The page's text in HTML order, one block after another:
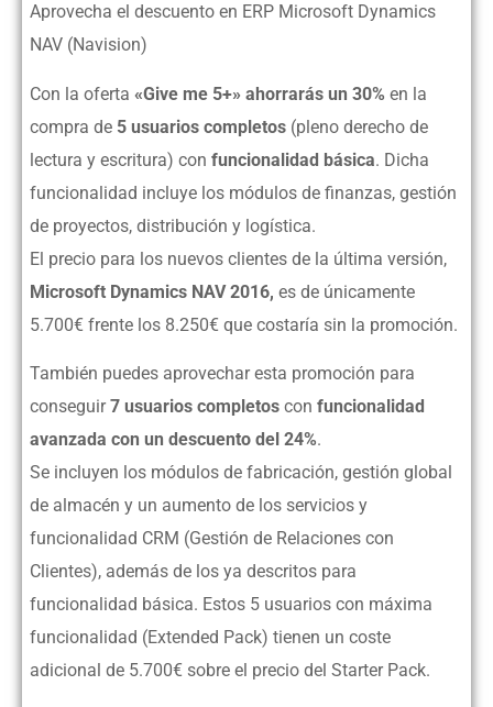
Aprovecha el descuento en ERP Microsoft Dynamics
NAV (Navision)
Con la oferta «Give me 5+» ahorrarás un 30% en la
compra de 5 usuarios completos (pleno derecho de
lectura y escritura) con funcionalidad básica. Dicha
funcionalidad incluye los módulos de finanzas, gestión
de proyectos, distribución y logística.
El precio para los nuevos clientes de la última versión,
Microsoft Dynamics NAV 2016, es de únicamente
5.700€ frente los 8.250€ que costaría sin la promoción.
También puedes aprovechar esta promoción para
conseguir7 usuarios completos con funcionalidad
avanzada con un descuento del 24%.
Se incluyen los módulos de fabricación, gestión global
de almacén y un aumento de los servicios y
funcionalidad CRM (Gestión de Relaciones con
Clientes), además de los ya descritos para
funcionalidad básica. Estos 5 usuarios con máxima
funcionalidad (Extended Pack) tienen un coste
adicional de 5.700€ sobre el precio del Starter Pack.